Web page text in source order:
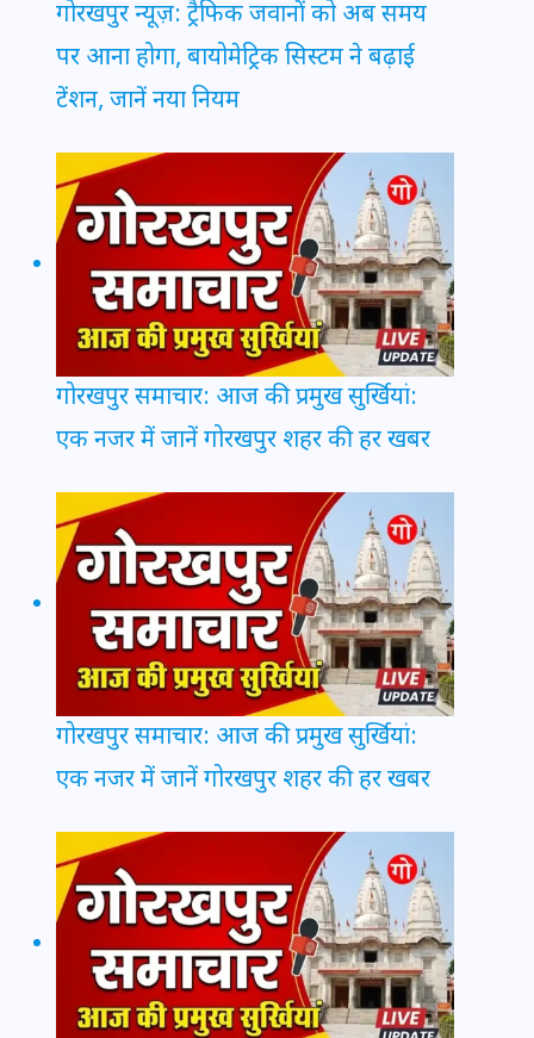
गोरखपुर न्यूज़: ट्रैफिक जवानों को अब समय
पर आना होगा, बायोमेट्रिक सिस्टम ने बढ़ाई
टेंशन, जानें नया नियम
गोरखपुर समाचार: आज की प्रमुख सुर्खियां:
एक नजर में जानें गोरखपुर शहर की हर खबर
गोरखपुर समाचार: आज की प्रमुख सुर्खियां:
एक नजर में जानें गोरखपुर शहर की हर खबर